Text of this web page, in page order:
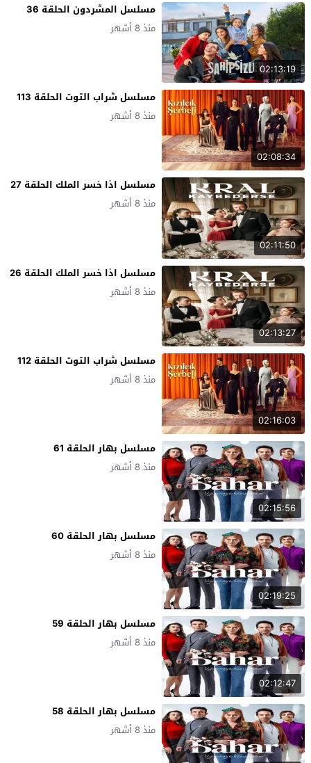
02:13:19
مسلسل المشردون الحلقة 36
منذ 8 أشهر
02:08:34
مسلسل شراب التوت الحلقة 113
منذ 8 أشهر
02:11:50
مسلسل اذا خسر الملك الحلقة 27
منذ 8 أشهر
02:13:27
مسلسل اذا خسر الملك الحلقة 26
منذ 8 أشهر
02:16:03
مسلسل شراب التوت الحلقة 112
منذ 8 أشهر
02:15:56
مسلسل بهار الحلقة 61
منذ 8 أشهر
02:19:25
مسلسل بهار الحلقة 60
منذ 8 أشهر
02:12:47
مسلسل بهار الحلقة 59
منذ 8 أشهر
مسلسل بهار الحلقة 58
منذ 8 أشهر